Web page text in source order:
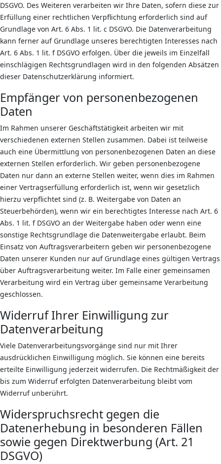
DSGVO. Des Weiteren verarbeiten wir Ihre Daten, sofern diese zur
Erfüllung einer rechtlichen Verpflichtung erforderlich sind auf
Grundlage von Art. 6 Abs. 1 lit. c DSGVO. Die Datenverarbeitung
kann ferner auf Grundlage unseres berechtigten Interesses nach
Art. 6 Abs. 1 lit. f DSGVO erfolgen. Über die jeweils im Einzelfall
einschlägigen Rechtsgrundlagen wird in den folgenden Absätzen
dieser Datenschutzerklärung informiert.
Empfänger von personenbezogenen
Daten
Im Rahmen unserer Geschäftstätigkeit arbeiten wir mit
verschiedenen externen Stellen zusammen. Dabei ist teilweise
auch eine Übermittlung von personenbezogenen Daten an diese
externen Stellen erforderlich. Wir geben personenbezogene
Daten nur dann an externe Stellen weiter, wenn dies im Rahmen
einer Vertragserfüllung erforderlich ist, wenn wir gesetzlich
hierzu verpflichtet sind (z. B. Weitergabe von Daten an
Steuerbehörden), wenn wir ein berechtigtes Interesse nach Art. 6
Abs. 1 lit. f DSGVO an der Weitergabe haben oder wenn eine
sonstige Rechtsgrundlage die Datenweitergabe erlaubt. Beim
Einsatz von Auftragsverarbeitern geben wir personenbezogene
Daten unserer Kunden nur auf Grundlage eines gültigen Vertrags
über Auftragsverarbeitung weiter. Im Falle einer gemeinsamen
Verarbeitung wird ein Vertrag über gemeinsame Verarbeitung
geschlossen.
Widerruf Ihrer Einwilligung zur
Datenverarbeitung
Viele Datenverarbeitungsvorgänge sind nur mit Ihrer
ausdrücklichen Einwilligung möglich. Sie können eine bereits
erteilte Einwilligung jederzeit widerrufen. Die Rechtmäßigkeit der
bis zum Widerruf erfolgten Datenverarbeitung bleibt vom
Widerruf unberührt.
Widerspruchsrecht gegen die
Datenerhebung in besonderen Fällen
sowie gegen Direktwerbung (Art. 21
DSGVO)